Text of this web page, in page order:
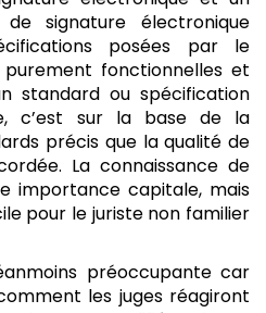
signature électronique
posées par le
purement fonctionnelles et
standard ou spécification
c’est sur la base de la
précis que la qualité de
La connaissance de
importance capitale, mais
pour le juriste non familier
préoccupante car
les juges réagiront